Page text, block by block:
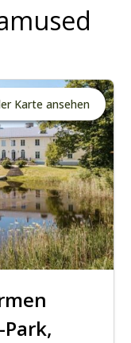
Karte ansehen